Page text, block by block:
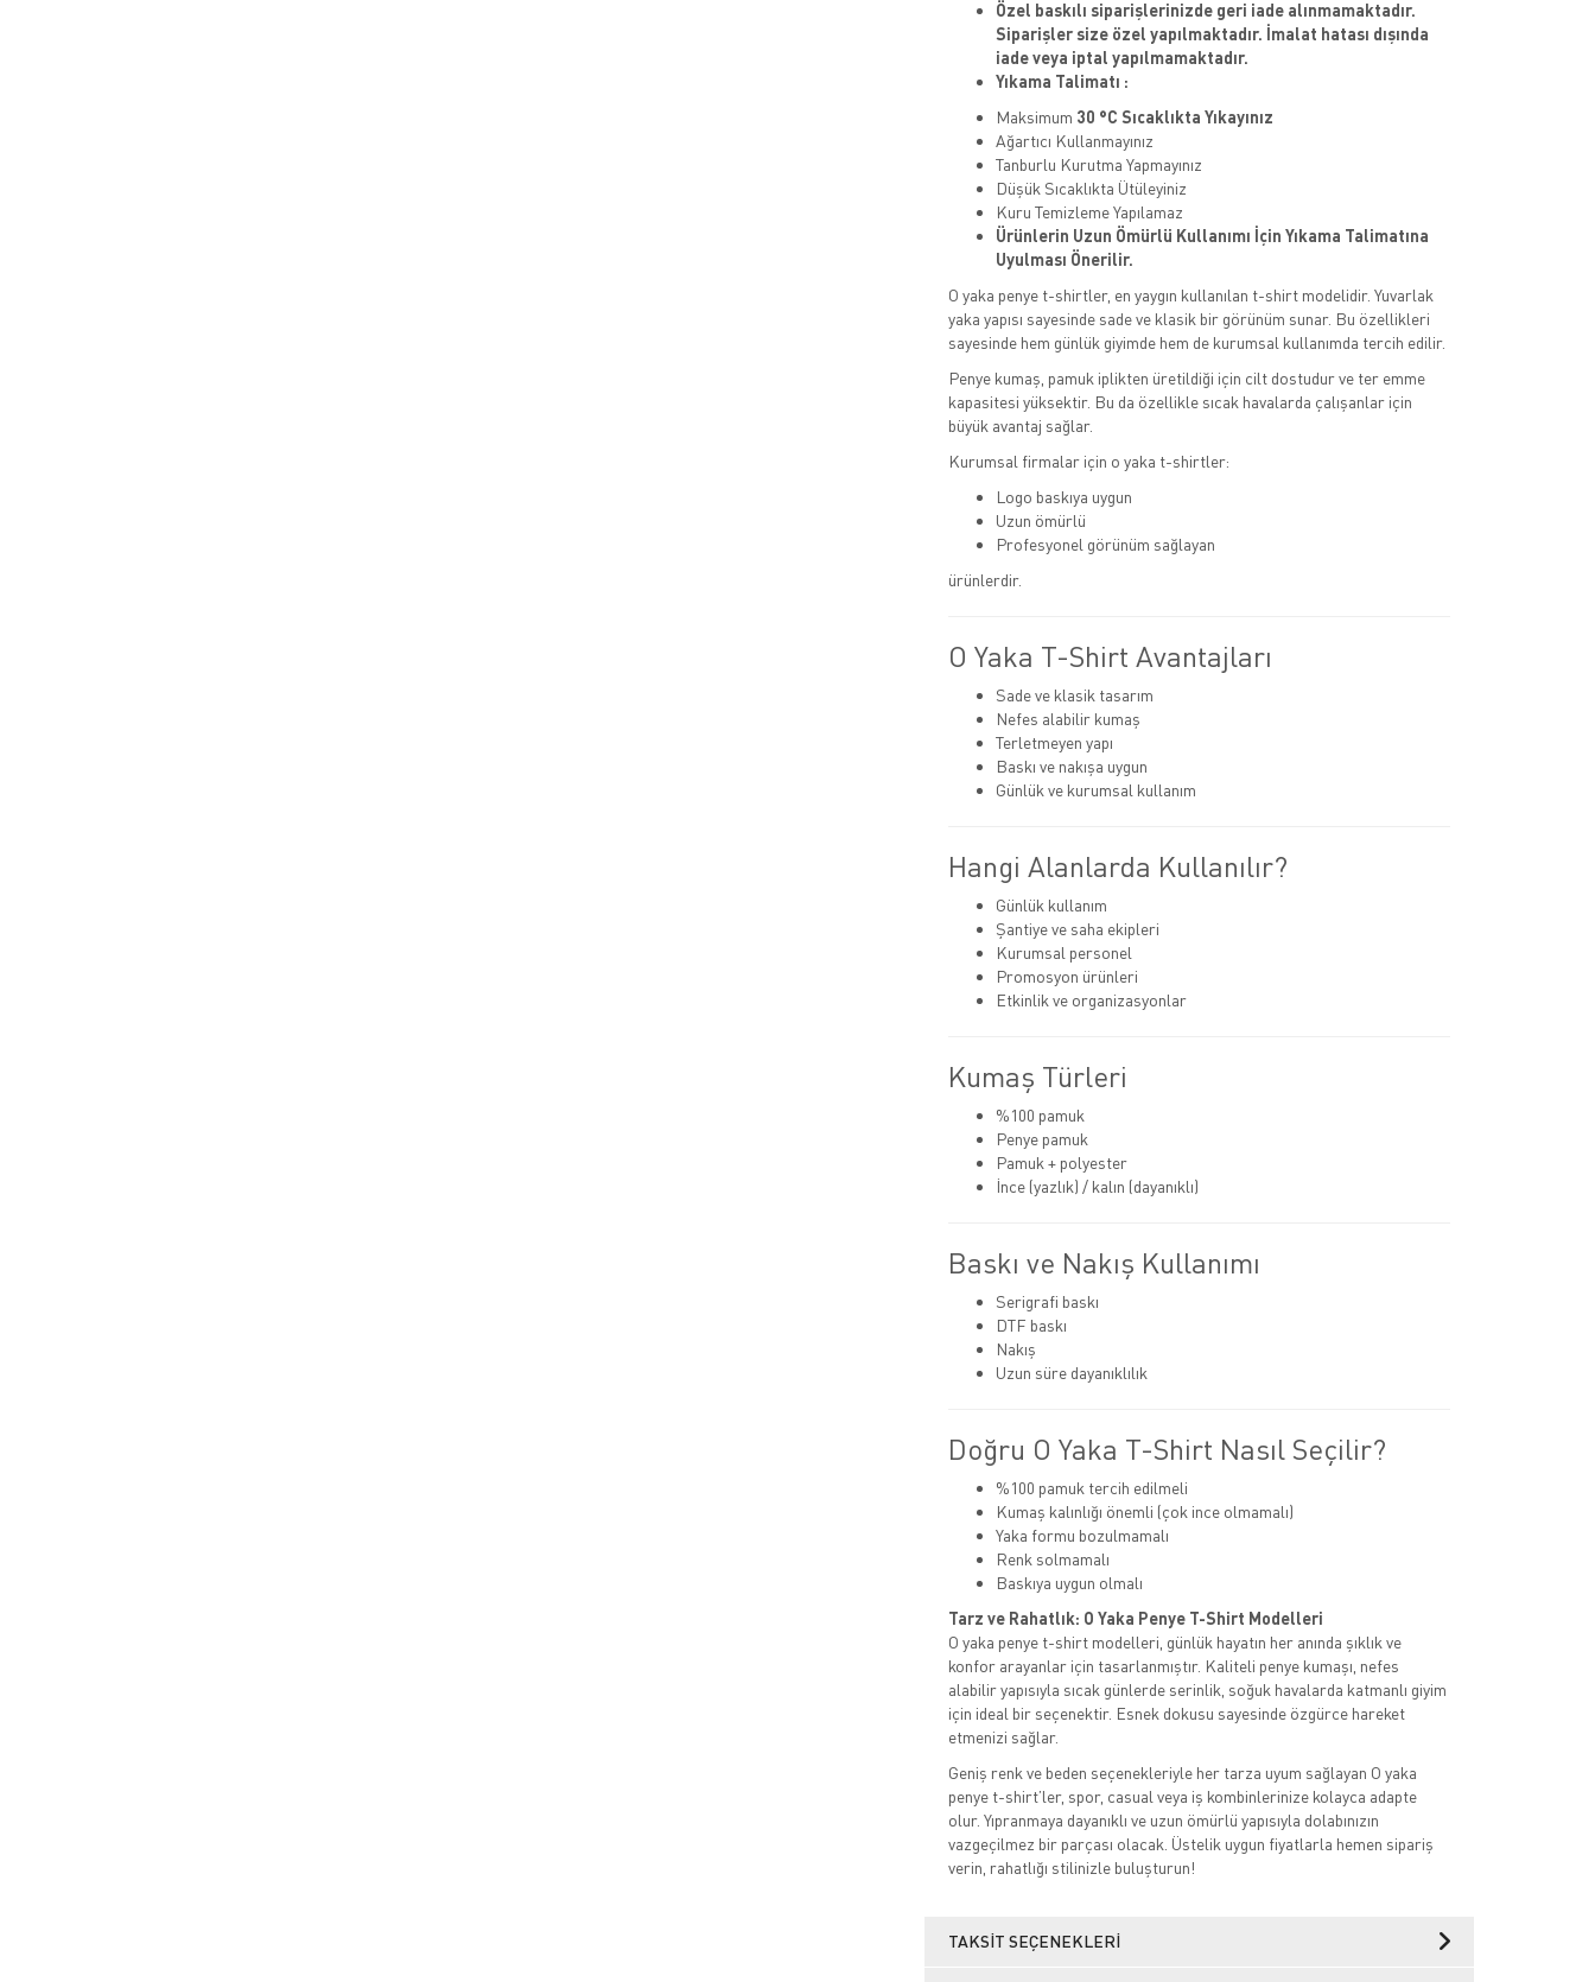
Özel baskılı siparişlerinizde geri iade alınmamaktadır.
Siparişler size özel yapılmaktadır. İmalat hatası dışında
iade veya iptal yapılmamaktadır.
Yıkama Talimatı :
Maksimum 30 °C Sıcaklıkta Yıkayınız
Ağartıcı Kullanmayınız
Tanburlu Kurutma Yapmayınız
Düşük Sıcaklıkta Ütüleyiniz
Kuru Temizleme Yapılamaz
Ürünlerin Uzun Ömürlü Kullanımı İçin Yıkama Talimatına
Uyulması Önerilir.
O yaka penye t-shirtler, en yaygın kullanılan t-shirt modelidir. Yuvarlak
yaka yapısı sayesinde sade ve klasik bir görünüm sunar. Bu özellikleri
sayesinde hem günlük giyimde hem de kurumsal kullanımda tercih edilir.
Penye kumaş, pamuk iplikten üretildiği için cilt dostudur ve ter emme
kapasitesi yüksektir. Bu da özellikle sıcak havalarda çalışanlar için
büyük avantaj sağlar.
Kurumsal firmalar için o yaka t-shirtler:
Logo baskıya uygun
Uzun ömürlü
Profesyonel görünüm sağlayan
ürünlerdir.
O Yaka T-Shirt Avantajları
Sade ve klasik tasarım
Nefes alabilir kumaş
Terletmeyen yapı
Baskı ve nakışa uygun
Günlük ve kurumsal kullanım
Hangi Alanlarda Kullanılır?
Günlük kullanım
Şantiye ve saha ekipleri
Kurumsal personel
Promosyon ürünleri
Etkinlik ve organizasyonlar
Kumaş Türleri
%100 pamuk
Penye pamuk
Pamuk + polyester
İnce (yazlık) / kalın (dayanıklı)
Baskı ve Nakış Kullanımı
Serigrafi baskı
DTF baskı
Nakış
Uzun süre dayanıklılık
Doğru O Yaka T-Shirt Nasıl Seçilir?
%100 pamuk tercih edilmeli
Kumaş kalınlığı önemli (çok ince olmamalı)
Yaka formu bozulmamalı
Renk solmamalı
Baskıya uygun olmalı
Tarz ve Rahatlık: O Yaka Penye T-Shirt Modelleri
O yaka penye t-shirt modelleri, günlük hayatın her anında şıklık ve
konfor arayanlar için tasarlanmıştır. Kaliteli penye kumaşı, nefes
alabilir yapısıyla sıcak günlerde serinlik, soğuk havalarda katmanlı giyim
için ideal bir seçenektir. Esnek dokusu sayesinde özgürce hareket
etmenizi sağlar.
Geniş renk ve beden seçenekleriyle her tarza uyum sağlayan O yaka
penye t-shirt’ler, spor, casual veya iş kombinlerinize kolayca adapte
olur. Yıpranmaya dayanıklı ve uzun ömürlü yapısıyla dolabınızın
vazgeçilmez bir parçası olacak. Üstelik uygun fiyatlarla hemen sipariş
verin, rahatlığı stilinizle buluşturun!
TAKSIT SEÇENEKLERI